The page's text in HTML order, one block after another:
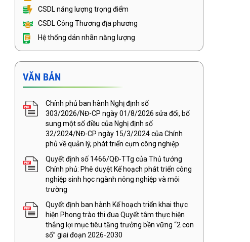
CSDL năng lượng trọng điểm
CSDL Công Thương địa phương
Hệ thống dán nhãn năng lượng
VĂN BẢN
Chính phủ ban hành Nghị định số
303/2026/NĐ-CP ngày 01/8/2026 sửa đổi, bổ
sung một số điều của Nghị định số
32/2024/NĐ-CP ngày 15/3/2024 của Chính
phủ về quản lý, phát triển cụm công nghiệp
Quyết định số 1466/QĐ-TTg của Thủ tướng
Chính phủ: Phê duyệt Kế hoạch phát triển công
nghiệp sinh học ngành nông nghiệp và môi
trường
Quyết định ban hành Kế hoạch triển khai thực
hiện Phong trào thi đua Quyết tâm thực hiện
thắng lợi mục tiêu tăng trưởng bền vững “2 con
số” giai đoạn 2026-2030